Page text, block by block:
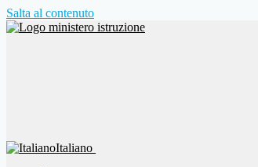
Salta al contenuto
Italiano